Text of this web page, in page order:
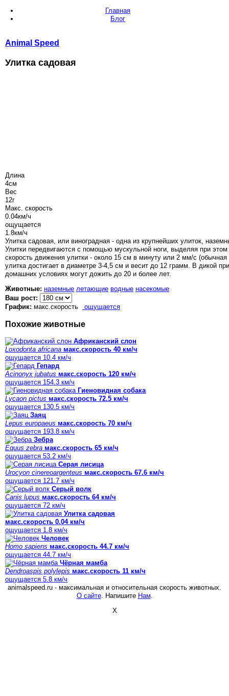
Главная
Блог
Animal Speed
Улитка садовая
Длина
4см
Вес
12г
Макс. скорость
0.04км/ч
ощущается
1.8км/ч
Улитка садовая, или виноградная - одна из крупнейших улиток,
Улитки передвигаются с помощью мускульной ноги, выделяя при
скорость движения улитки - около 15 см в минуту или 2 мм/с (обычная
улитка достигает в диаметре 3-4,5 см и весит до 12 грамм. В дикой
домашних условиях могут дожить до 20 и более лет.
Животные: наземные летающие водные насекомые
Ваш рост:
График: макс.скорость ощущается
Похожие животные
Африканский слон
Loxodonta africana макс.скорость 40 км/ч
ощущается 10.4 км/ч
Гепард
Acinonyx jubatus макс.скорость 120 км/ч
ощущается 154.3 км/ч
Гиеновидная собака
Lycaon pictus макс.скорость 72.5 км/ч
ощущается 130.5 км/ч
Заяц
Lepus europaeus макс.скорость 70 км/ч
ощущается 193.8 км/ч
Зебра
Equus zebra макс.скорость 65 км/ч
ощущается 53.2 км/ч
Серая лисица
Urocyon cinereoargenteus макс.скорость 67.6 км/ч
ощущается 121.7 км/ч
Серый волк
Canis lupus макс.скорость 64 км/ч
ощущается 72 км/ч
Улитка садовая
макс.скорость 0.04 км/ч
ощущается 1.8 км/ч
Человек
Homo sapiens макс.скорость 44.7 км/ч
ощущается 44.7 км/ч
Чёрная мамба
Dendroaspis polylepis макс.скорость 11 км/ч
ощущается 5.8 км/ч
animalspeed.ru - максимальная и относительная скорость животных.
О сайте. Напишите Нам.
X